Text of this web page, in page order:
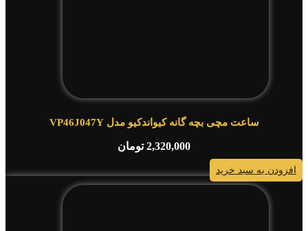
ساعت مچی بچه گانه کیواندکیو مدل VP46J047Y
2,320,000 تومان
افزودن به سبد خرید